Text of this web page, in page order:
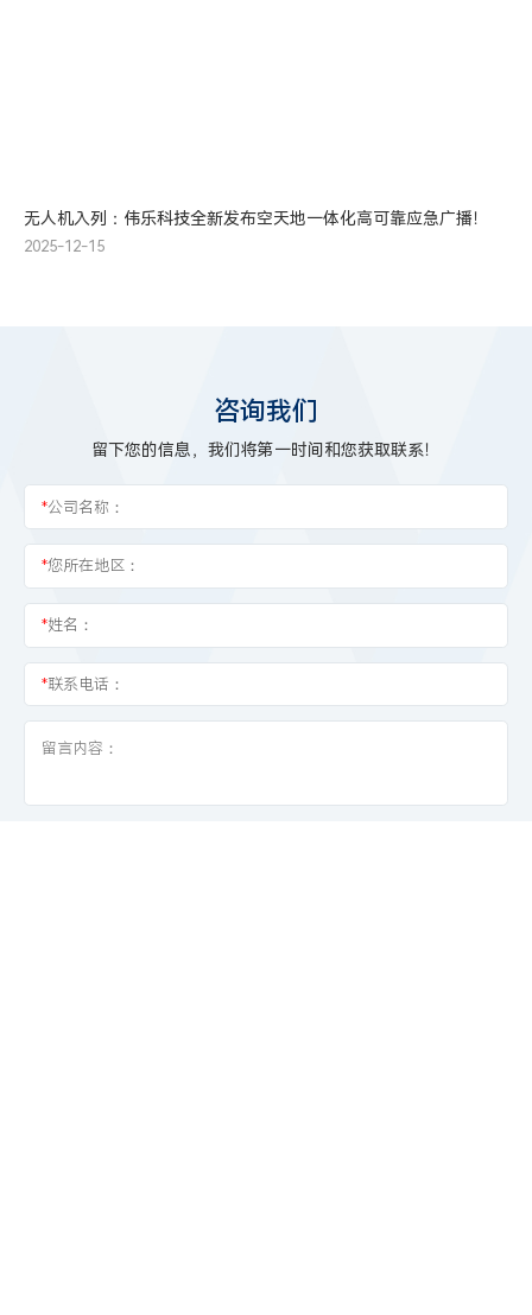
无人机入列：伟乐科技全新发布空天地一体化高可靠应急广播！
2025-12-15
咨询我们
留下您的信息，我们将第一时间和您获取联系！
*公司名称：
*您所在地区：
*姓名：
*联系电话：